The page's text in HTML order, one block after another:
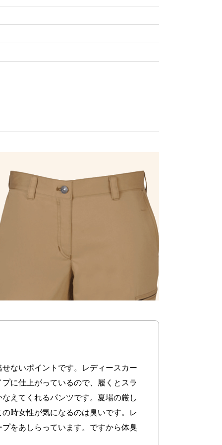
ないポイントです。レディースカー
に仕上がっているので、履くとスラ
えてくれるパンツです。夏場の厳し
時女性が気になるのは臭いです。レ
をあしらっています。ですから体臭